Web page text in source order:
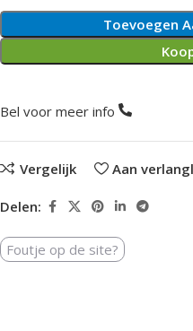
Toevoegen
Bel voor meer info
Vergelijk Aan
Delen:
Foutje op de site?